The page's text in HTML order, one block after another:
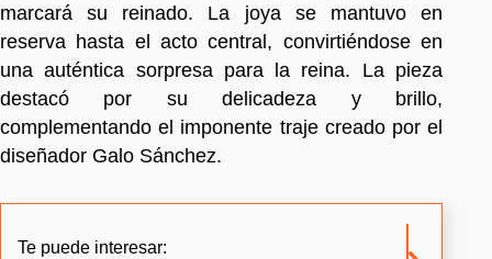
marcará su reinado. La joya se mantuvo en
reserva hasta el acto central, convirtiéndose en
una auténtica sorpresa para la reina. La pieza
destacó por su delicadeza y brillo,
complementando el imponente traje creado por el
diseñador Galo Sánchez.
Te puede interesar: